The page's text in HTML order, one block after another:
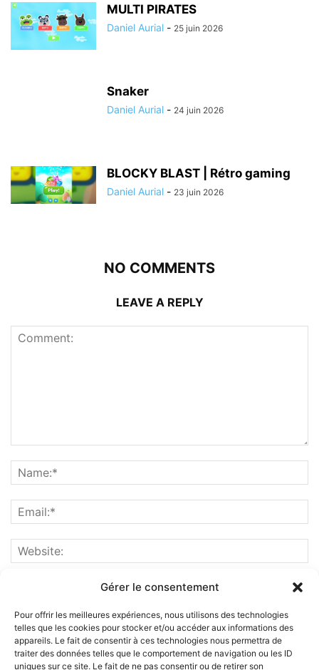
Gérer le consentement
Pour offrir les meilleures expériences, nous utilisons des technologies
telles que les cookies pour stocker et/ou accéder aux informations des
appareils. Le fait de consentir à ces technologies nous permettra de
traiter des données telles que le comportement de navigation ou les ID
uniques sur ce site. Le fait de ne pas consentir ou de retirer son
MULTI PIRATES
Daniel Aurial - 25 juin 2026
Snaker
Daniel Aurial - 24 juin 2026
BLOCKY BLAST | Rétro gaming
Daniel Aurial - 23 juin 2026
NO COMMENTS
LEAVE A REPLY